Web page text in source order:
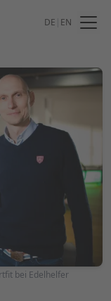
DE EN
bei Edelhelfer